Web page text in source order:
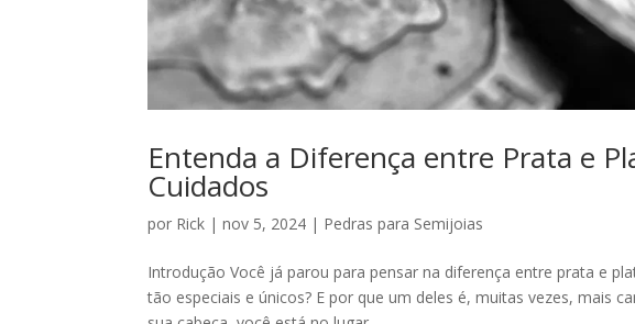
Entenda a Diferença entre Prata e
Cuidados
por Rick |nov 5, 2024 | Pedras para Semijoias
Introdução Você já parou para pensar na diferença entre prata e
tão especiais e únicos? E por que um deles é, muitas vezes, mais